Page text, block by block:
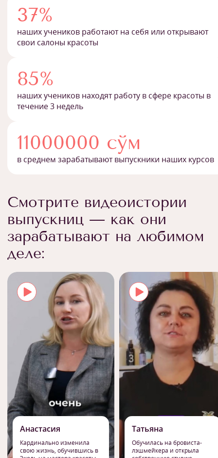
37%
наших учеников работают на себя или открывают
свои салоны красоты
85%
наших учеников находят работу в сфере красоты в
течение 3 недель
11000000 сўм
в среднем зарабатывают выпускники наших курсов
Смотрите видеоистории
выпускниц — как они
зарабатывают на любимом
деле:
Анастасия
Кардинально изменила
свою жизнь, обучившись в
Татьяна
Обучилась на бровиста-
лэшмейкера и открыла